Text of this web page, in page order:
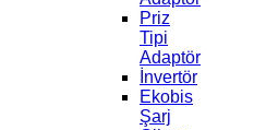
Priz
Tipi
Adaptör
İnvertör
Ekobis
Şarj